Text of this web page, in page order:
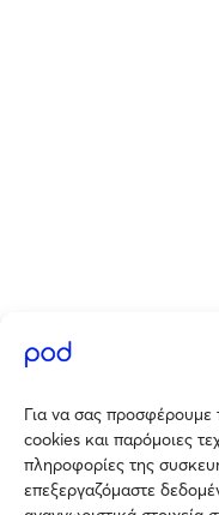
Για να σας προσφέρουμε
cookies και παρόμοιες
πληροφορίες της
επεξεργαζόμαστε